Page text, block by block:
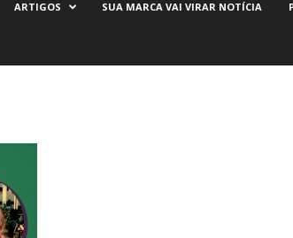
ARTIGOS SUA MARCA VAI VIRAR NOTÍCIA